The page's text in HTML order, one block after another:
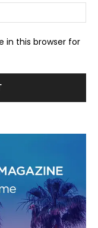
in this browser for